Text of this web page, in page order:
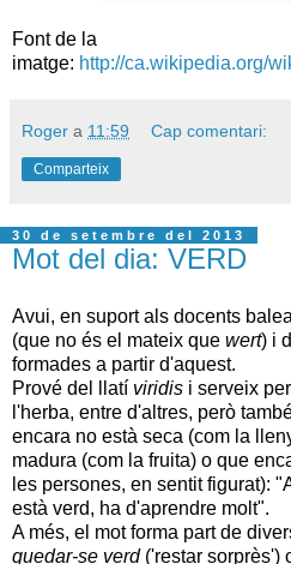
Font de la
imatge: http://ca.wikipedia.org/
Roger a 11:59 Cap comentari:
Comparteix
30 de setembre del 2013
Mot del dia: VERD
Avui, en suport als docents
(que no és el mateix que wert) i
formades a partir d'aquest.
Prové del llatí viridis i serveix
l'herba, entre d'altres, però
encara no està seca (com la
madura (com la fruita) o que
les persones, en sentit figurat):
està verd, ha d'aprendre molt".
A més, el mot forma part de
quedar-se verd ('restar sorprès')